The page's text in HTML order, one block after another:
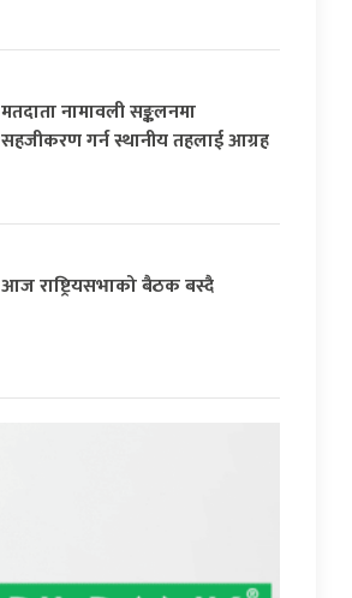
मतदाता नामावली सङ्कलनमा
सहजीकरण गर्न स्थानीय तहलाई आग्रह
आज राष्ट्रियसभाको बैठक बस्दै